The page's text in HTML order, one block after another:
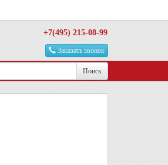
+7(495) 215-08-99
Заказать звонок
Поиск